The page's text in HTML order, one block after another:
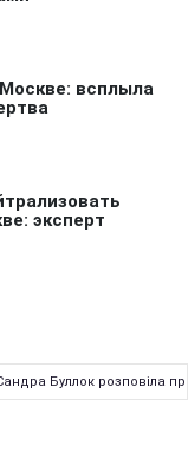
Буллок розповіла